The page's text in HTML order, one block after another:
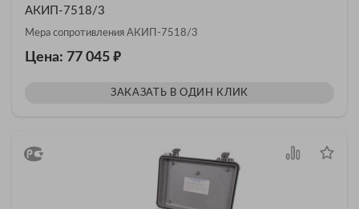
АКИП-7518/3
Мера сопротивления АКИП-7518/3
Цена: 77 045 ₽
ЗАКАЗАТЬ В ОДИН КЛИК